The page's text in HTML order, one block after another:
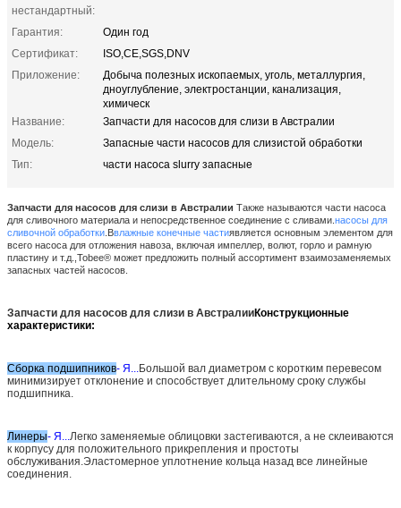
нестандартный:
Гарантия:
Один год
Сертификат:
ISO,CE,SGS,DNV
Приложение:
Добыча полезных ископаемых, уголь, металлургия,
дноуглубление, электростанции, канализация,
химическ
Название:
Запчасти для насосов для слизи в Австралии
Модель:
Запасные части насосов для слизистой обработки
Тип:
части насоса slurry запасные
Запчасти для насосов для слизи в Австралии Также называются части насоса
для сливочного материала и непосредственное соединение с сливами. насосы для
сливочной обработки Ввлажные конечные частиявляется основным элементом для
всего насоса для отложения навоза, включая импеллер, волют, горло и рамную
пластину и т.д., Tobee® может предложить полный ассортимент взаимозаменяемых
запасных частей насосов.
Запчасти для насосов для слизи в АвстралииКонструкционные
характеристики:
Сборка подшипников- Я...Большой вал диаметром с коротким перевесом
минимизирует отклонение и способствует длительному сроку службы
подшипника.
Линеры- Я...Легко заменяемые облицовки застегиваются, а не склеиваются
к корпусу для положительного прикрепления и простоты
обслуживания.Эластомерное уплотнение кольца назад все линейные
соединения.